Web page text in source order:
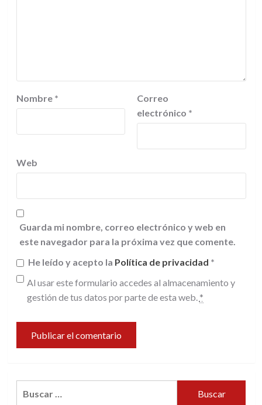
Nombre *
Correo
electrónico *
Web
Guarda mi nombre, correo electrónico y web en
este navegador para la próxima vez que comente.
He leído y acepto la Política de privacidad *
Al usar este formulario accedes al almacenamiento y
gestión de tus datos por parte de esta web. *